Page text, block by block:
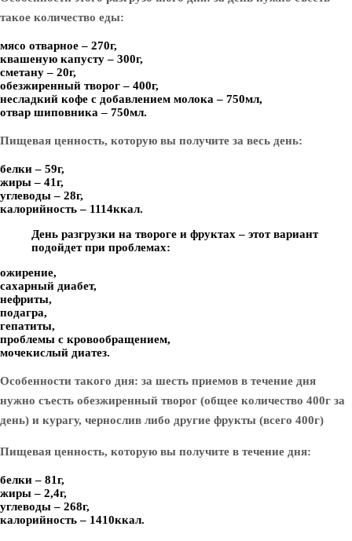
такое количество еды:
мясо отварное – 270г,
квашеную капусту – 300г,
сметану – 20г,
обезжиренный творог – 400г,
несладкий кофе с добавлением молока – 750мл,
отвар шиповника – 750мл.
Пищевая ценность, которую вы получите за весь день:
белки – 59г,
жиры – 41г,
углеводы – 28г,
калорийность – 1114ккал.
День разгрузки на твороге и фруктах – этот вариант
подойдет при проблемах:
ожирение,
сахарный диабет,
нефриты,
подагра,
гепатиты,
проблемы с кровообращением,
мочекислый диатез.
Особенности такого дня: за шесть приемов в течение дня
нужно съесть обезжиренный творог (общее количество 400г за
день) и курагу, чернослив либо другие фрукты (всего 400г)
Пищевая ценность, которую вы получите в течение дня:
белки – 81г,
жиры – 2,4г,
углеводы – 268г,
калорийность – 1410ккал.